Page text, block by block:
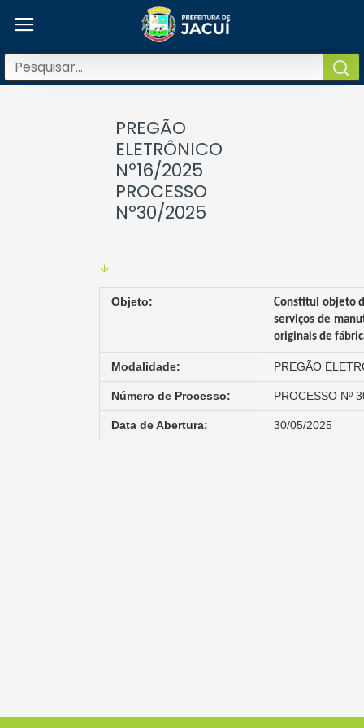
PREGÃO
ELETRÔNICO
Nº16/2025
PROCESSO
Nº30/2025
Objeto:
Constitui objeto
serviços de
originais de
Modalidade: PREGÃO
Número de Processo: PROCESSO Nº
Data de Abertura: 30/05/2025